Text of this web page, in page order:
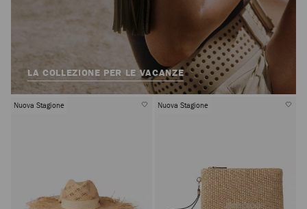
LA COLLEZIONE PER LE VACANZE
Nuova Stagione Nuova Stagione